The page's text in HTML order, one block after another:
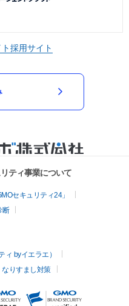
採用サイト
ティ事業について
セキュリティ24」
断
byイエラエ）
なりすまし対策